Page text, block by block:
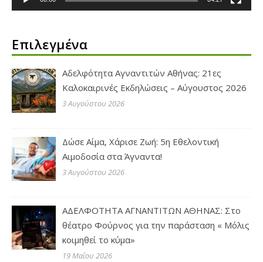
Επιλεγμένα
Αδελφότητα Αγναντιτών Αθήνας: 21ες
Καλοκαιρινές Εκδηλώσεις – Αύγουστος 2026
3 Αυγούστου 2026
Δώσε Αίμα, Χάρισε Ζωή: 5η Εθελοντική
Αιμοδοσία στα Άγναντα!
3 Αυγούστου 2026
ΑΔΕΛΦΟΤΗΤΑ ΑΓΝΑΝΤΙΤΩΝ ΑΘΗΝΑΣ: Στο
θέατρο Φούρνος για την παράσταση « Μόλις
κοιμηθεί το κύμα»
19 Μαΐου 2026